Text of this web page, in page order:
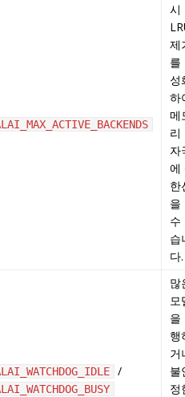
시
제
를
성
하
메
리
자
에
한
을
수
습
다.
/
많
모
을
행
거
불
정